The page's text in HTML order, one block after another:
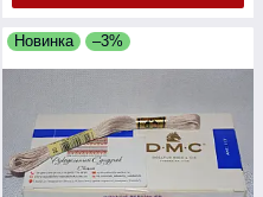
Новинка –3%